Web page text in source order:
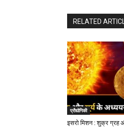
RELATED
प्रौद्योगिकी
इसरो मिशन : शुक्र ग्रह